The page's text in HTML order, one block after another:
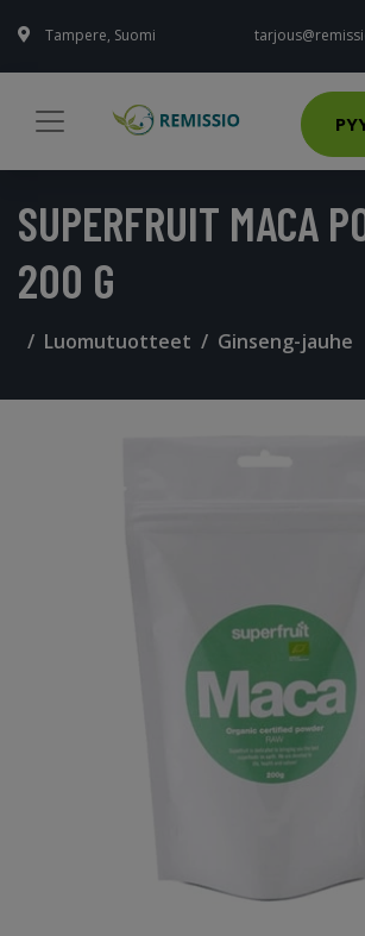
Tampere, Suomi
SUPERFRUIT MACA
200 G
Luomutuotteet Ginseng-jauhe